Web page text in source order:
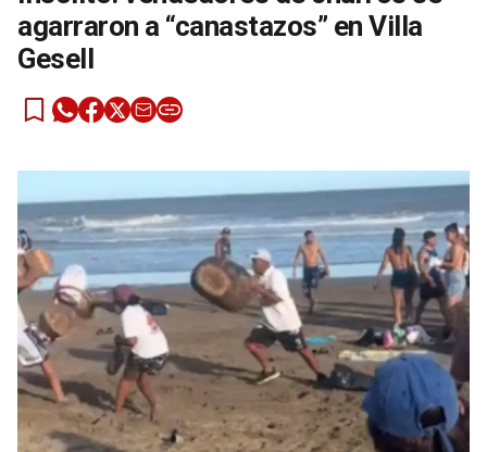
agarraron a “canastazos” en Villa
Gesell